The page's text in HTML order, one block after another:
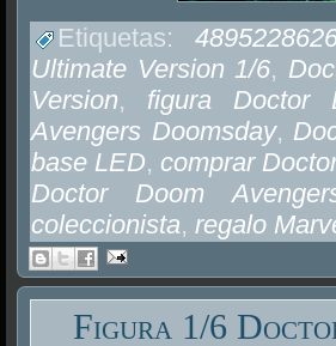
Etiquetas:
Ultimate Version 1/6,
Version, figura Doctor
Avengers Doomsday,
base LED, comprar
Doctor Doom
coleccionista, regalo
Figura 1/6